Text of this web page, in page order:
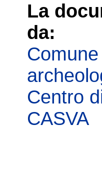
La
da:
Centro
CASVA